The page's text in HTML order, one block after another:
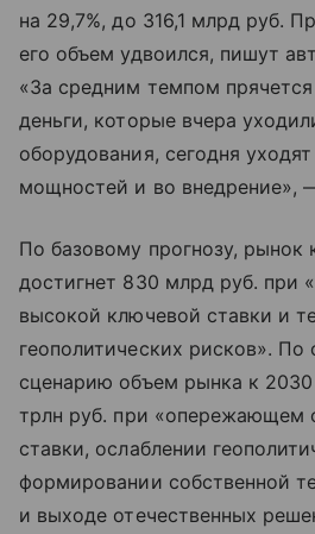
на 29,7%, до 316,1 млрд руб.
его объем удвоился, пишут
«За средним темпом
деньги, которые вчера
оборудования, сегодня
мощностей и во внедрение»,
По базовому прогнозу, рынок
достигнет 830 млрд руб. при
высокой ключевой ставки и
геополитических рисков».
сценарию объем рынка к 2030
трлн руб. при «опережающем
ставки, ослаблении
формировании собственной
и выходе отечественных